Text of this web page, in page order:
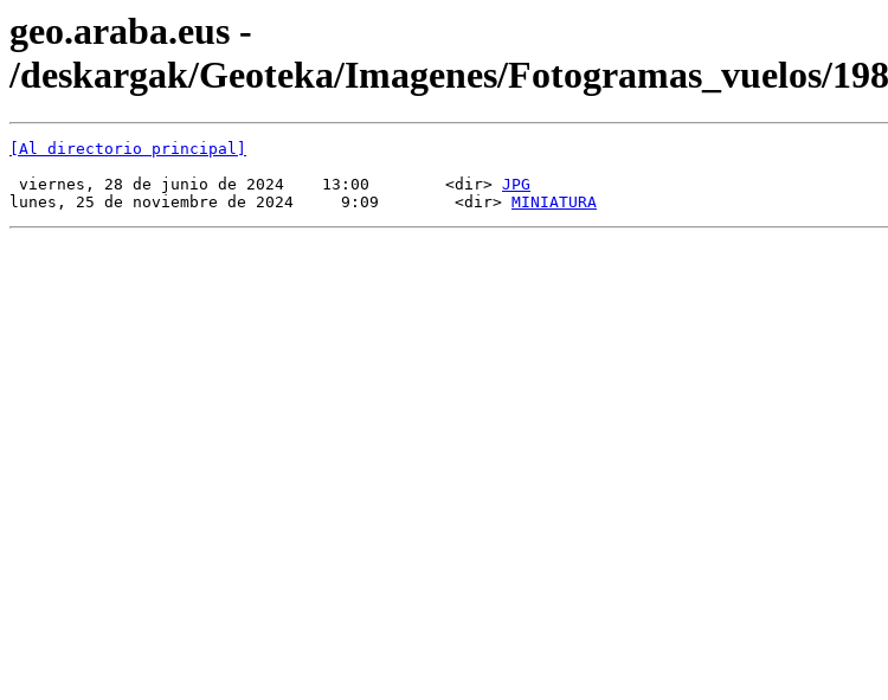
geo.araba.eus -
/deskargak/Geoteka/Imagenes/Fotogramas_vuelos/
[Al directorio principal]
viernes, 28 de junio de 2024    13:00        <dir> JPG
lunes, 25 de noviembre de 2024     9:09        <dir> MINIATURA